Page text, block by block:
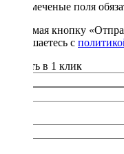
* - отмеченые поля
Нажимая кнопку
соглашаетесь с
Купить в 1 клик